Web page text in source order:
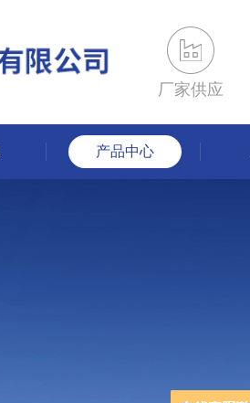
厂家供应
产品中心